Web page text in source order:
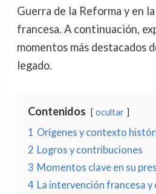
Guerra de la Reforma y en
francesa. A continuación,
momentos más destacados
legado.
Contenidos ocultar
1 Orígenes y contexto
2 Logros y contribuciones
3 Momentos clave en su
4 La intervención francesa y